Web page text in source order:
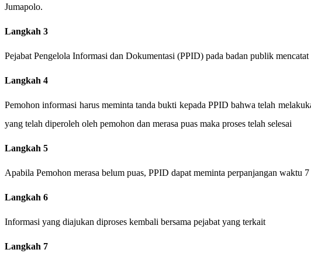
Jumapolo.
Langkah 3
Pejabat Pengelola Informasi dan Dokumentasi (PPID) pada badan publik
Langkah 4
Pemohon informasi harus meminta tanda bukti kepada PPID bahwa telah
yang telah diperoleh oleh pemohon dan merasa puas maka proses telah selesai
Langkah 5
Apabila Pemohon merasa belum puas, PPID dapat meminta perpanjangan
Langkah 6
Informasi yang diajukan diproses kembali bersama pejabat yang terkait
Langkah 7